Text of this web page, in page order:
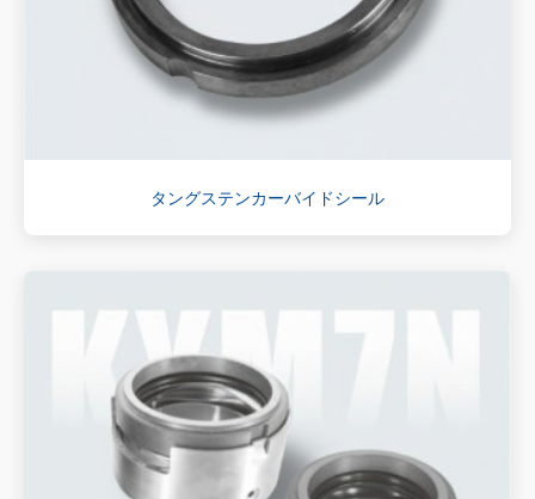
タングステンカーバイドシール